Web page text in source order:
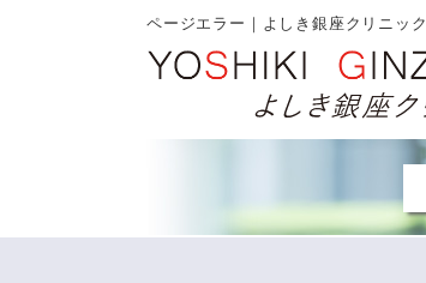
ページエラー｜よしき銀座クリニック